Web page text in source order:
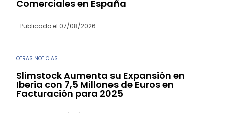
Comerciales en España
Publicado el 07/08/2026
OTRAS NOTICIAS
Slimstock Aumenta su Expansión en
Iberia con 7,5 Millones de Euros en
Facturación para 2025